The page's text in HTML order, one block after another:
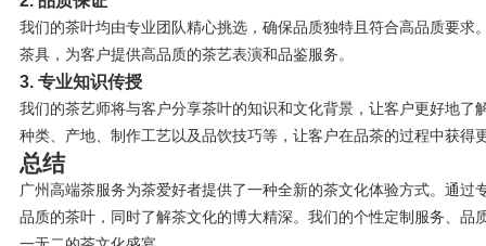
我们的茶叶均由专业团队精心挑选，确保品质独特且符合高品质要求
茶具，为客户提供高品质的茶艺表演和品鉴服务。
3. 专业知识传授
我们的茶艺师将与客户分享茶叶的知识和文化背景，让客户更好地了
种类、产地、制作工艺以及品饮技巧等，让客户在品茶的过程中获得
总结
广州高端茶服务为茶爱好者提供了一种全新的茶文化体验方式。通过
品质的茶叶，同时了解茶文化的博大精深。我们的个性定制服务、品